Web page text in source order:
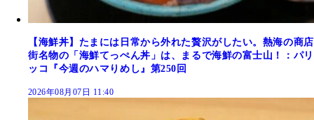
【海鮮丼】たまには日常から外れた贅沢がしたい。熱海の商店
街名物の「海鮮てっぺん丼」は、まるで海鮮の富士山！：パリ
ッコ『今週のハマりめし』第250回
2026年08月07日 11:40